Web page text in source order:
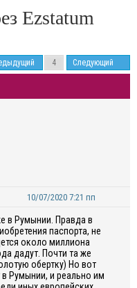
Ezstatum
Следующий
10/07/2020 7:21 пп
в Румынии. Правда в
паспорта, не
около миллиона
дадут. Почти та же
обертку) Но вот
Румынии, и реально им